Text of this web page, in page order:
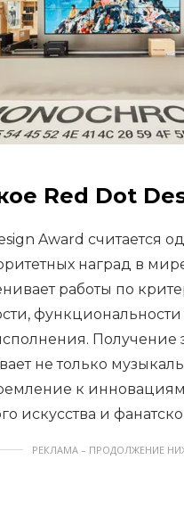
Red Dot
Award считается
наград в
работы по
Получение
не только
к инновациям
искусства и
РЕКЛАМА – ПРОДОЛЖЕНИЕ